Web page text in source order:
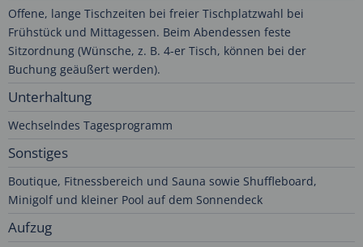
Offene, lange Tischzeiten bei freier Tischplatzwahl bei
Frühstück und Mittagessen. Beim Abendessen feste
Sitzordnung (Wünsche, z. B. 4-er Tisch, können bei der
Buchung geäußert werden).
Unterhaltung
Wechselndes Tagesprogramm
Sonstiges
Boutique, Fitnessbereich und Sauna sowie Shuffleboard,
Minigolf und kleiner Pool auf dem Sonnendeck
Aufzug